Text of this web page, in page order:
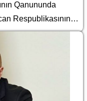
Qanununda
Respublikasının
Qanununun
Respublikası
edilməsi